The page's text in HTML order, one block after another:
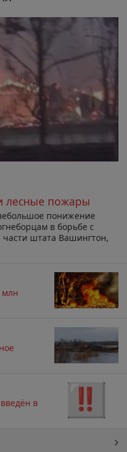
лесные пожары
понижение
в борьбе с
штата Вашингтон,
млн
в